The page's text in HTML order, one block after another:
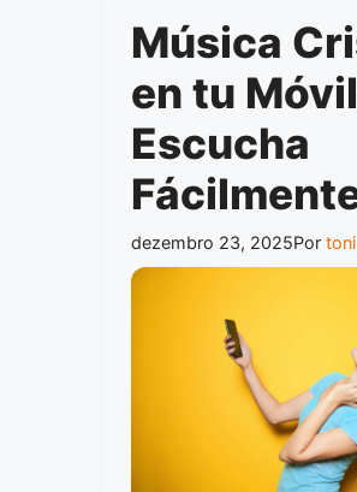
Música
en tu
Escucha
dezembro 23, 2025Por toni